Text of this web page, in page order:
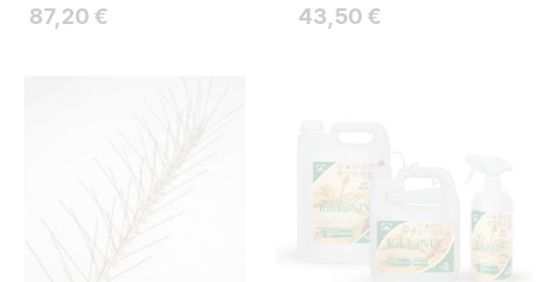
Hinta
87,20 € Hinta
43,50 €